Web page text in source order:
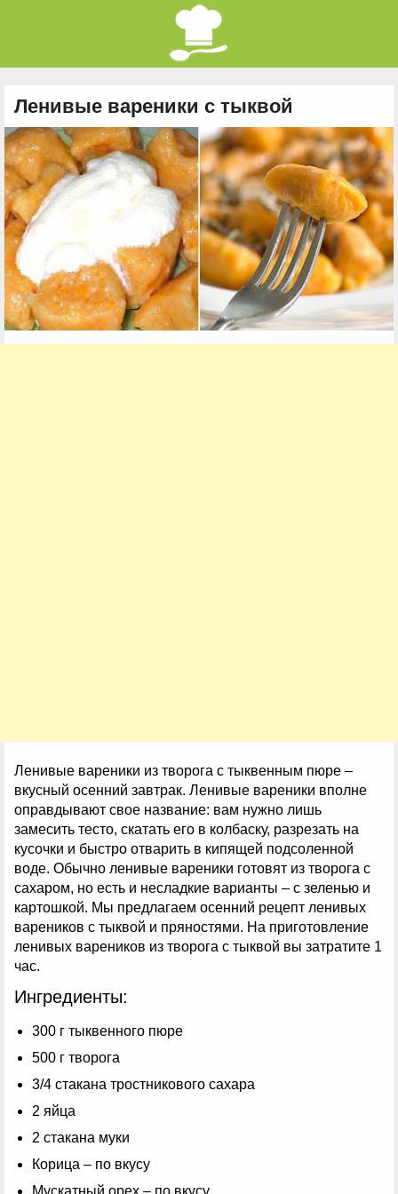
Ленивые вареники с тыквой
Ленивые вареники из творога с тыквенным пюре –
вкусный осенний завтрак. Ленивые вареники вполне
оправдывают свое название: вам нужно лишь
замесить тесто, скатать его в колбаску, разрезать на
кусочки и быстро отварить в кипящей подсоленной
воде. Обычно ленивые вареники готовят из творога с
сахаром, но есть и несладкие варианты – с зеленью и
картошкой. Мы предлагаем осенний рецепт ленивых
вареников с тыквой и пряностями. На приготовление
ленивых вареников из творога с тыквой вы затратите 1
час.
Ингредиенты:
300 г тыквенного пюре
500 г творога
3/4 стакана тростникового сахара
2 яйца
2 стакана муки
Корица – по вкусу